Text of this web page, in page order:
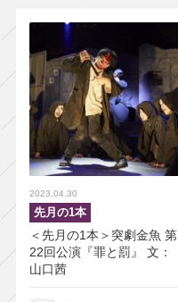
2023.04.30
先月の1本
＜先月の1本＞突劇金魚 第
22回公演『罪と罰』 文：
山口茜